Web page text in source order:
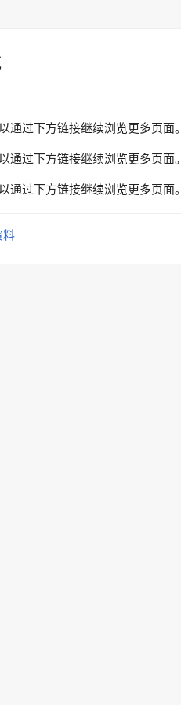
通过下方链接继续浏览更多页面。
通过下方链接继续浏览更多页面。
通过下方链接继续浏览更多页面。
料